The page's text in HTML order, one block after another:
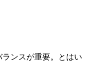
ンスが重要。とはい